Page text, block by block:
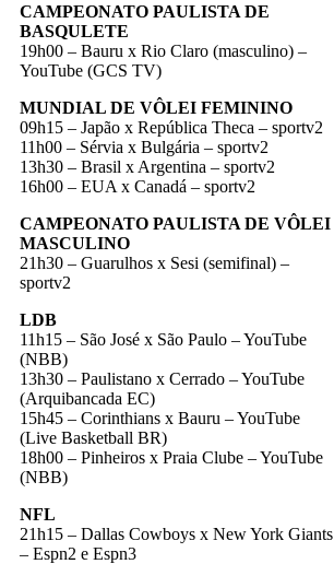
CAMPEONATO PAULISTA DE
BASQULETE
19h00 – Bauru x Rio Claro (masculino) –
YouTube (GCS TV)
MUNDIAL DE VÔLEI FEMININO
09h15 – Japão x República Theca – sportv2
11h00 – Sérvia x Bulgária – sportv2
13h30 – Brasil x Argentina – sportv2
16h00 – EUA x Canadá – sportv2
CAMPEONATO PAULISTA DE VÔLEI
MASCULINO
21h30 – Guarulhos x Sesi (semifinal) –
sportv2
LDB
11h15 – São José x São Paulo – YouTube
(NBB)
13h30 – Paulistano x Cerrado – YouTube
(Arquibancada EC)
15h45 – Corinthians x Bauru – YouTube
(Live Basketball BR)
18h00 – Pinheiros x Praia Clube – YouTube
(NBB)
NFL
21h15 – Dallas Cowboys x New York Giants
– Espn2 e Espn3